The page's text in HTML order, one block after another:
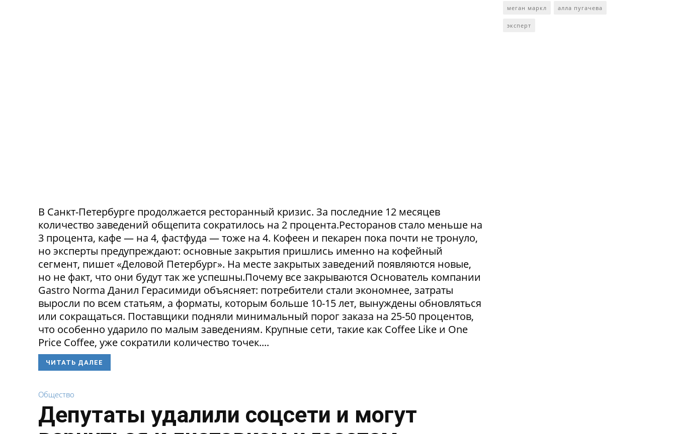
В Санкт-Петербурге продолжается ресторанный кризис. За последние 12 месяцев
количество заведений общепита сократилось на 2 процента.Ресторанов стало меньше на
3 процента, кафе — на 4, фастфуда — тоже на 4. Кофеен и пекарен пока почти не тронуло,
но эксперты предупреждают: основные закрытия пришлись именно на кофейный
сегмент, пишет «Деловой Петербург». На месте закрытых заведений появляются новые,
но не факт, что они будут так же успешны.Почему все закрываются Основатель компании
Gastro Norma Данил Герасимиди объясняет: потребители стали экономнее, затраты
выросли по всем статьям, а форматы, которым больше 10-15 лет, вынуждены обновляться
или сокращаться. Поставщики подняли минимальный порог заказа на 25-50 процентов,
что особенно ударило по малым заведениям. Крупные сети, такие как Coffee Like и One
Price Coffee, уже сократили количество точек....
ЧИТАТЬ ДАЛЕЕ
Общество
Депутаты удалили соцсети и могут
меган маркл алла пугачева
эксперт